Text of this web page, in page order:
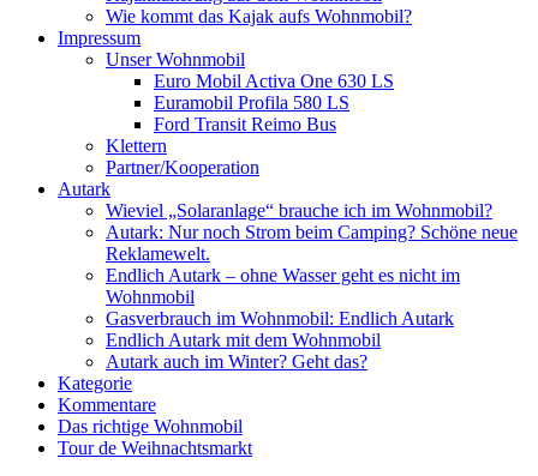
Wie kommt das Kajak aufs Wohnmobil?
Impressum
Unser Wohnmobil
Euro Mobil Activa One 630 LS
Euramobil Profila 580 LS
Ford Transit Reimo Bus
Klettern
Partner/Kooperation
Autark
Wieviel „Solaranlage“ brauche ich im Wohnmobil?
Autark: Nur noch Strom beim Camping? Schöne neue
Reklamewelt.
Endlich Autark – ohne Wasser geht es nicht im
Wohnmobil
Gasverbrauch im Wohnmobil: Endlich Autark
Endlich Autark mit dem Wohnmobil
Autark auch im Winter? Geht das?
Kategorie
Kommentare
Das richtige Wohnmobil
Tour de Weihnachtsmarkt